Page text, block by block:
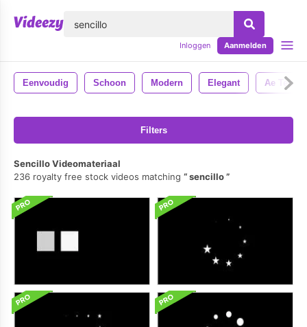
Inloggen Aanmelden
Eenvoudig Schoon Modern Elegant Ae
Filters
Sencillo Videomateriaal
236 royalty free stock videos matching
sencillo